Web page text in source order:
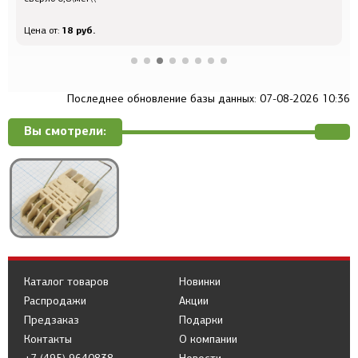
Цена от: 18 руб.
Последнее обновление базы данных: 07-08-2026 10:36
Вы смотрели:
Каталог товаров
Распродажи
Предзаказ
Новинки
Акции
Подарки
Контакты
О компании